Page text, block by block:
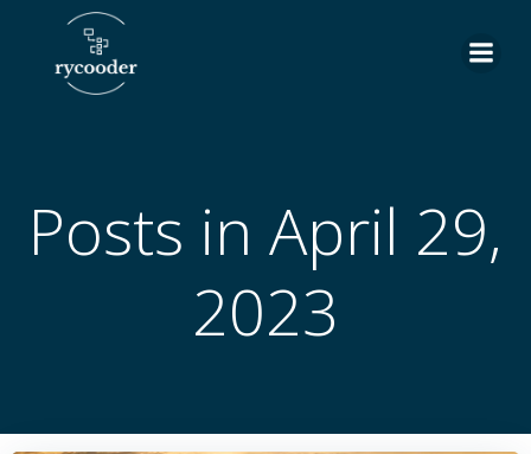
Posts in April 29,
2023